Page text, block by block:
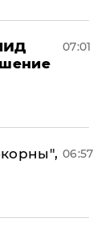
07:01
06:57